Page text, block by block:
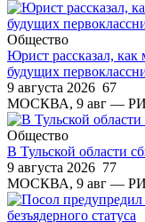
Общество
Юрист рассказал,
будущих
9 августа 2026 67
МОСКВА, 9 авг —
Общество
В Тульской области
9 августа 2026 77
МОСКВА, 9 авг —